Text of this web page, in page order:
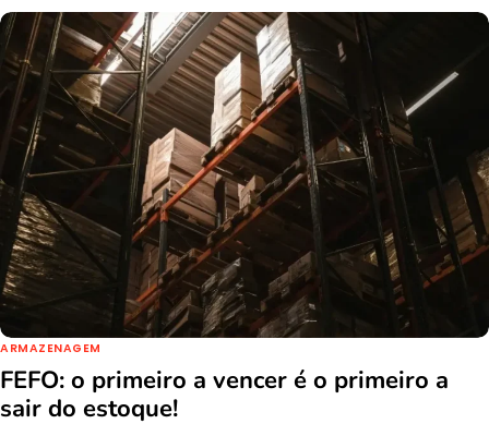
ARMAZENAGEM
FEFO: o primeiro a vencer é o primeiro a
sair do estoque!